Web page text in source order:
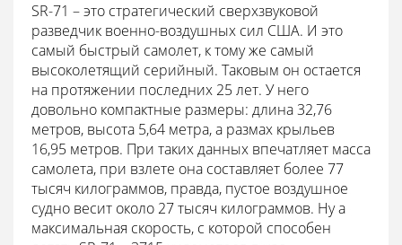
SR-71 – это стратегический сверхзвуковой
разведчик военно-воздушных сил США. И это
самый быстрый самолет, к тому же самый
высоколетящий серийный. Таковым он остается
на протяжении последних 25 лет. У него
довольно компактные размеры: длина 32,76
метров, высота 5,64 метра, а размах крыльев
16,95 метров. При таких данных впечатляет масса
самолета, при взлете она составляет более 77
тысяч килограммов, правда, пустое воздушное
судно весит около 27 тысяч килограммов. Ну а
максимальная скорость, с которой способен